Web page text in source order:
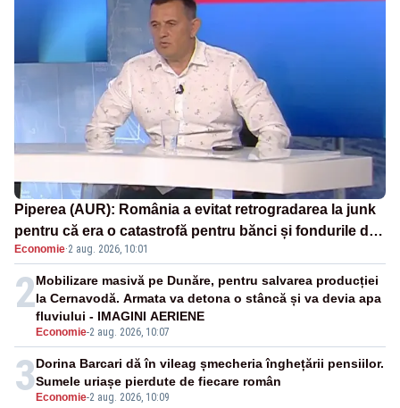
Piperea (AUR): România a evitat retrogradarea la junk
pentru că era o catastrofă pentru bănci și fondurile de
pensii
Economie·2 aug. 2026, 10:01
2
Economie-2 aug. 2026, 10:07
Mobilizare masivă pe Dunăre, pentru salvarea producției
la Cernavodă. Armata va detona o stâncă și va devia apa
fluviului - IMAGINI AERIENE
3 Economie-2 aug. 2026, 10:09
Dorina Barcari dă în vileag șmecheria înghețării pensiilor.
Sumele uriașe pierdute de fiecare român